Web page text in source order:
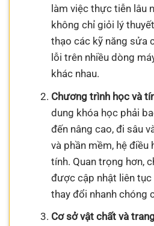
làm việc thực tiễn lâu
không chỉ giỏi lý
thạo các kỹ năng sửa
lỗi trên nhiều dòng
khác nhau.
Chương trình học và
dung khóa học phải
đến nâng cao, đi sâu
và phần mềm, hệ điều
tính. Quan trọng hơn,
được cập nhật liên
thay đổi nhanh chóng
Cơ sở vật chất và